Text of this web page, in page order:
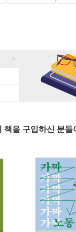
책을 구입하신 분